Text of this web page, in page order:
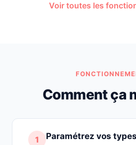
Voir toutes les
Comment ça
1 Paramétrez vos